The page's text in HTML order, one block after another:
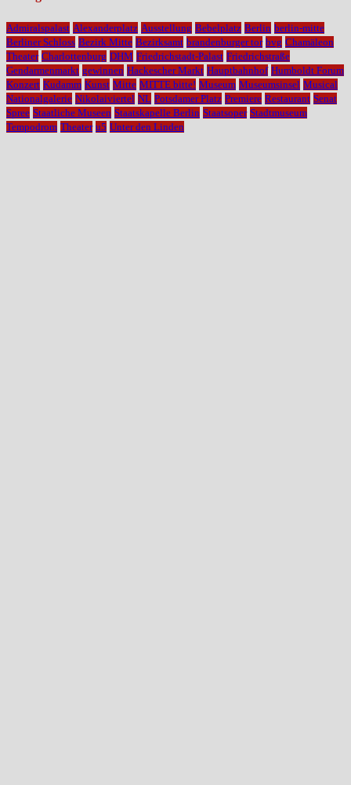
Admiralspalast Alexanderplatz Ausstellung Bebelplatz Berlin berlin-mitte
Berliner Schloss Bezirk Mitte Bezirksamt brandenburger tor bvg Chamäleon
Theater Charlottenburg DHM Friedrichstadt-Palast Friedrichstraße
Gendarmenmarkt gewinnen Hackescher Markt Hauptbahnhof Humboldt Forum
Konzert Kudamm Kunst Mitte MITTE bitte! Museum Museumsinsel Musical
Nationalgalerie Nikolaiviertel NL Potsdamer Platz Premiere Restaurant Senat
Spree Staatliche Museen Staatskapelle Berlin Staatsoper Stadtmuseum
Tempodrom Theater u5 Unter den Linden